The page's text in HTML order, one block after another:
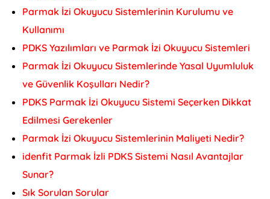
Parmak İzi Okuyucu Sistemlerinin Kurulumu ve
Kullanımı
PDKS Yazılımları ve Parmak İzi Okuyucu Sistemleri
Parmak İzi Okuyucu Sistemlerinde Yasal Uyumluluk
ve Güvenlik Koşulları Nedir?
PDKS Parmak İzi Okuyucu Sistemi Seçerken Dikkat
Edilmesi Gerekenler
Parmak İzi Okuyucu Sistemlerinin Maliyeti Nedir?
idenfit Parmak İzli PDKS Sistemi Nasıl Avantajlar
Sunar?
Sık Sorulan Sorular